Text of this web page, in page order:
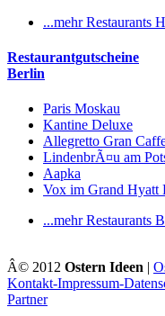
...mehr Restaurants
Restaurantgutscheine
Berlin
Paris Moskau
Kantine Deluxe
Allegretto Gran
LindenbrÃ¤u am
Aapka
Vox im Grand Hyatt
...mehr Restaurants
Â© 2012 Ostern Ideen |
Kontakt-Impressum-
Partner